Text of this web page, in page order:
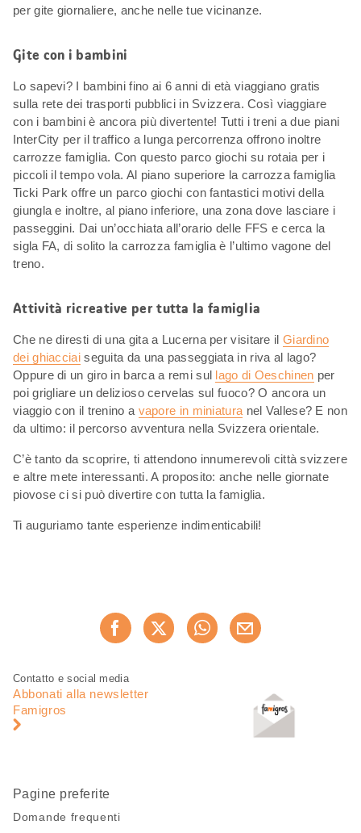
per gite giornaliere, anche nelle tue vicinanze.
Gite con i bambini
Lo sapevi? I bambini fino ai 6 anni di età viaggiano gratis
sulla rete dei trasporti pubblici in Svizzera. Così viaggiare
con i bambini è ancora più divertente! Tutti i treni a due piani
InterCity per il traffico a lunga percorrenza offrono inoltre
carrozze famiglia. Con questo parco giochi su rotaia per i
piccoli il tempo vola. Al piano superiore la carrozza famiglia
Ticki Park offre un parco giochi con fantastici motivi della
giungla e inoltre, al piano inferiore, una zona dove lasciare i
passeggini. Dai un’occhiata all’orario delle FFS e cerca la
sigla FA, di solito la carrozza famiglia è l’ultimo vagone del
treno.
Attività ricreative per tutta la famiglia
Che ne diresti di una gita a Lucerna per visitare il Giardino
dei ghiacciaiseguita da una passeggiata in riva al lago?
Oppure di un giro in barca a remi sul lago di Oeschinen per
poi grigliare un delizioso cervelas sul fuoco? O ancora un
viaggio con il trenino a vapore in miniatura nel Vallese? E non
da ultimo: il percorso avventura nella Svizzera orientale.
C’è tanto da scoprire, ti attendono innumerevoli città svizzere
e altre mete interessanti. A proposito: anche nelle giornate
piovose ci si può divertire con tutta la famiglia.
Ti auguriamo tante esperienze indimenticabili!
Consiglia ora
Piè
pagina
Navigazione
pagina
Contatto e social media
Abbonati alla newsletter
Famigros
Pagine preferite
Domande frequenti